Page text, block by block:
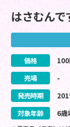
はさむん
価格 100
売場
-
発売時期
対象年齢
6歳